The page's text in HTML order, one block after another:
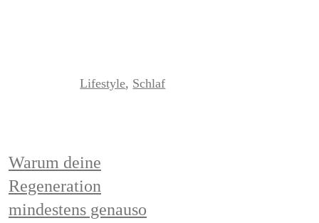
Lifestyle, Schlaf
Warum deine
Regeneration
mindestens genauso